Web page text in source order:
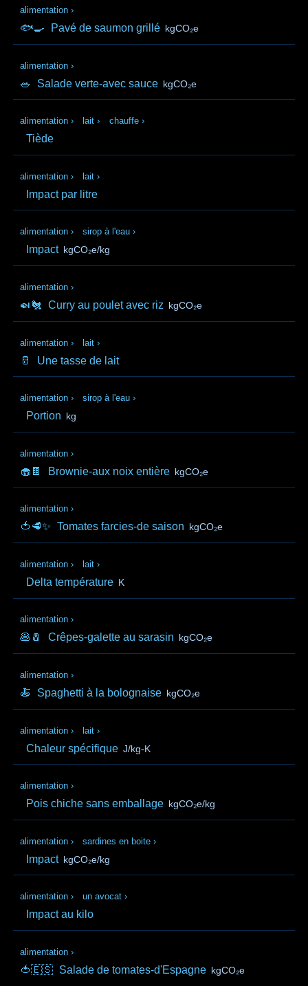
alimentation ›
🐟🍳 Pavé de saumon grillé kgCO₂e
alimentation ›
🥗 Salade verte-avec sauce kgCO₂e
alimentation › lait › chauffe ›
Tiède
alimentation › lait ›
Impact par litre
alimentation › sirop à l'eau ›
Impact kgCO₂e/kg
alimentation ›
🍛🐔 Curry au poulet avec riz kgCO₂e
alimentation › lait ›
🥛 Une tasse de lait
alimentation › sirop à l'eau ›
Portion kg
alimentation ›
🧁🍫 Brownie-aux noix entière kgCO₂e
alimentation ›
🍅🥩✨ Tomates farcies-de saison kgCO₂e
alimentation › lait ›
Delta température K
alimentation ›
🥞🧂 Crêpes-galette au sarasin kgCO₂e
alimentation ›
🍝 Spaghetti à la bolognaise kgCO₂e
alimentation › lait ›
Chaleur spécifique J/kg-K
alimentation ›
Pois chiche sans emballage kgCO₂e/kg
alimentation › sardines en boite ›
Impact kgCO₂e/kg
alimentation › un avocat ›
Impact au kilo
alimentation ›
🍅🇪🇸 Salade de tomates-d'Espagne kgCO₂e